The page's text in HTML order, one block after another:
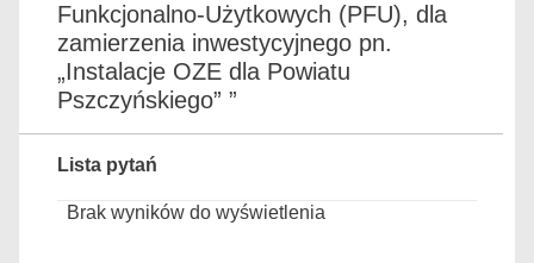
Funkcjonalno-Użytkowych (PFU), dla
zamierzenia inwestycyjnego pn.
„Instalacje OZE dla Powiatu
Pszczyńskiego” ”
Lista pytań
Brak wyników do wyświetlenia